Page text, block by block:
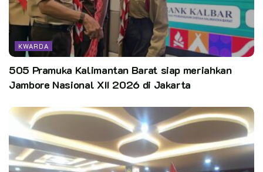
Peduli Kwarda Kalimantan Barat akan merencanakan
pengiriman kembali donasi dan bantuan pasca banjir 3
Kabupaten di Kalimantan Barat.
Sumber: DKC Kota Pontianak
Editor: PusdatinKN/Kiel
KWARDA
505 Pramuka Kalimantan Barat siap meriahkan
Jambore Nasional XII 2026 di Jakarta